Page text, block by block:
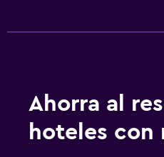
Ahorra al
hoteles con